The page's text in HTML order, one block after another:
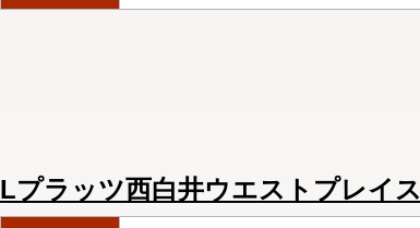
Lプラッツ西白井ウエストプレイス